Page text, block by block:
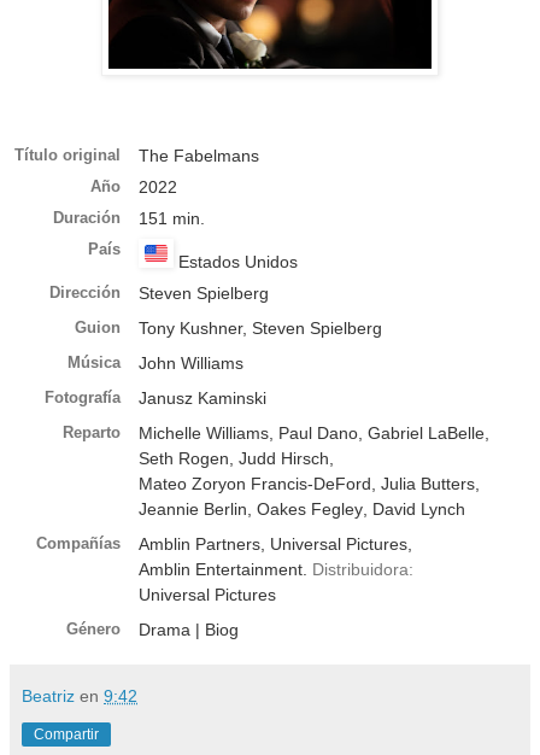
Título original The Fabelmans
Año 2022
Duración 151 min.
País
Estados Unidos
Dirección Steven Spielberg
Guion Tony Kushner, Steven Spielberg
Música John Williams
Fotografía Janusz Kaminski
Reparto Michelle Williams Paul Dano Gabriel LaBelle
Seth Rogen Judd Hirsch
Mateo Zoryon Francis-DeFord Julia Butters
Jeannie Berlin Oakes Fegley David Lynch
Compañías Amblin Partners Universal Pictures
Amblin Entertainment Distribuidora:
Universal Pictures
Género Drama | Biog
Beatriz en 9:42
Compartir